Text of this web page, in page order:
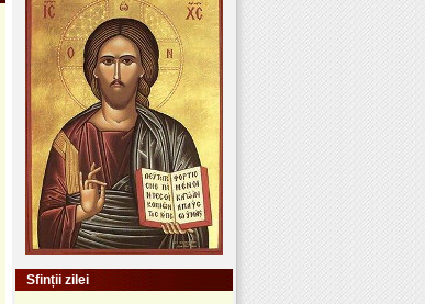
Sfinții zilei